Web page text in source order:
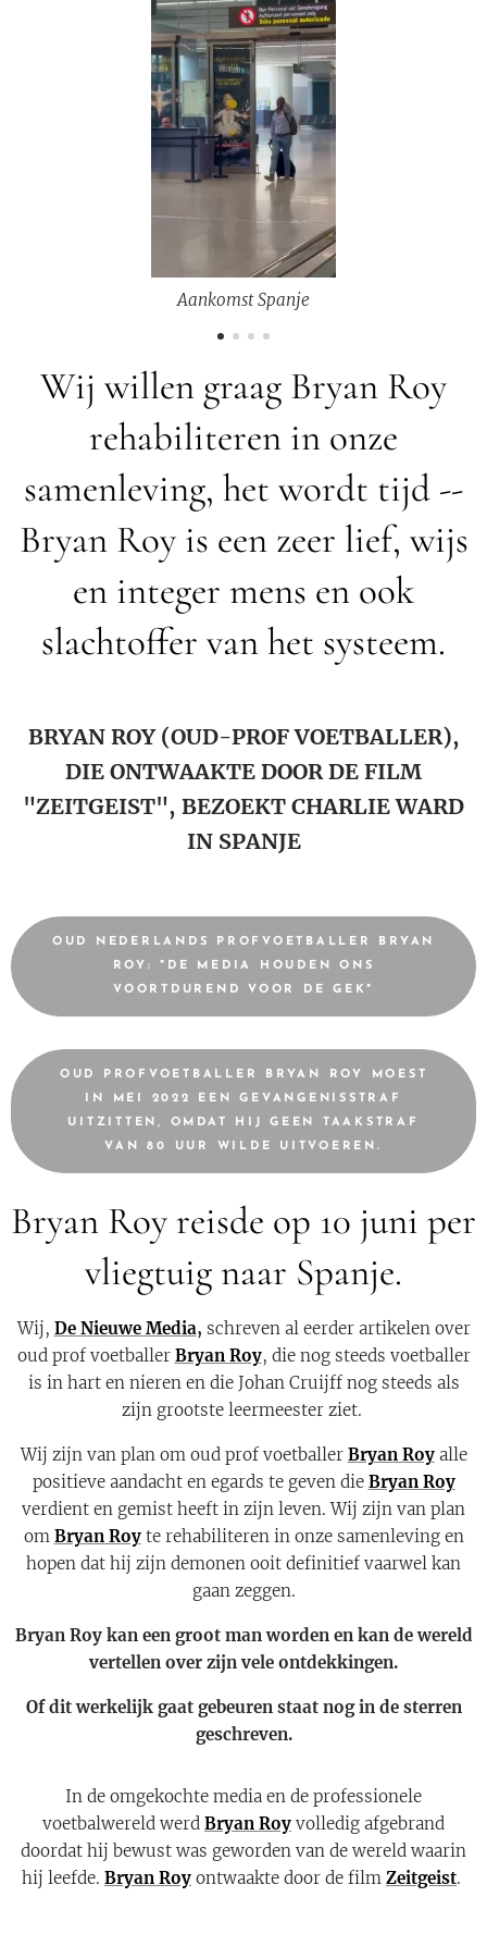
Aankomst Spanje
Wij willen graag Bryan Roy
rehabiliteren in onze
samenleving, het wordt tijd --
Bryan Roy is een zeer lief, wijs
en integer mens en ook
slachtoffer van het systeem.
BRYAN ROY (OUD-PROF VOETBALLER),
DIE ONTWAAKTE DOOR DE FILM
"ZEITGEIST", BEZOEKT CHARLIE WARD
IN SPANJE
OUD NEDERLANDS PROFVOETBALLER BRYAN
ROY: "DE MEDIA HOUDEN ONS
VOORTDUREND VOOR DE GEK"
OUD PROFVOETBALLER BRYAN ROY MOEST
IN MEI 2022 EEN GEVANGENISSTRAF
UITZITTEN, OMDAT HIJ GEEN TAAKSTRAF
VAN 80 UUR WILDE UITVOEREN.
Bryan Roy reisde op 10 juni per
vliegtuig naar Spanje.
Wij, De Nieuwe Media, schreven al eerder artikelen over
oud prof voetballer Bryan Roy, die nog steeds voetballer
is in hart en nieren en die Johan Cruijff nog steeds als
zijn grootste leermeester ziet.
Wij zijn van plan om oud prof voetballer Bryan Royalle
positieve aandacht en egards te geven die Bryan Roy
verdient en gemist heeft in zijn leven. Wij zijn van plan
om Bryan Royte rehabiliteren in onze samenleving en
hopen dat hij zijn demonen ooit definitief vaarwel kan
gaan zeggen.
Bryan Roy kan een groot man worden en kan de wereld
vertellen over zijn vele ontdekkingen.
Of dit werkelijk gaat gebeuren staat nog in de sterren
geschreven.
In de omgekochte media en de professionele
voetbalwereld werd Bryan Roy volledig afgebrand
doordat hij bewust was geworden van de wereld waarin
hij leefde. Bryan Roy ontwaakte door de film Zeitgeist.